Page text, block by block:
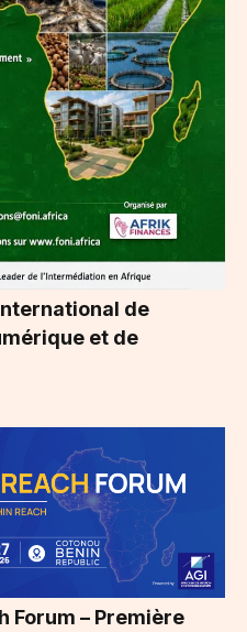
de
et de
Forum – Première